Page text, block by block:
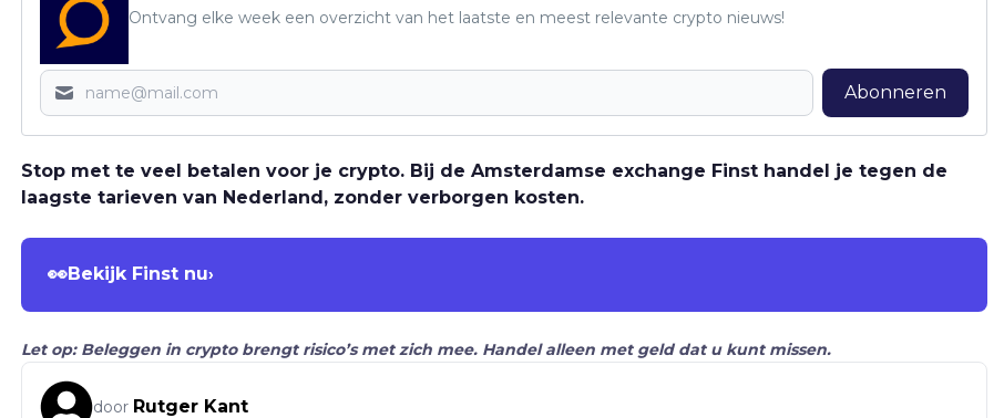
Ontvang elke week een overzicht van het laatste en meest relevante crypto nieuws!
Abonneren
Stop met te veel betalen voor je crypto. Bij de Amsterdamse exchange Finst handel je tegen de
laagste tarieven van Nederland, zonder verborgen kosten.
👀Bekijk Finst nu›
Let op: Beleggen in crypto brengt risico’s met zich mee. Handel alleen met geld dat u kunt missen.
door Rutger Kant